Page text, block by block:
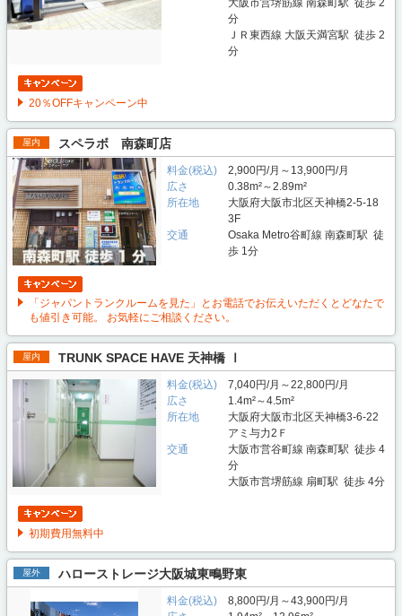
大阪市営堺筋線 南森町駅 徒歩 2
分
ＪＲ東西線 大阪天満宮駅 徒歩 2
分
20％OFFキャンペーン中
屋内 スペラボ 南森町店
料金(税込)
2,900円/月～13,900円/月
広さ
0.38m²～2.89m²
所在地
大阪府大阪市北区天神橋2-5-18
3F
交通
Osaka Metro谷町線 南森町駅 徒
歩 1分
「ジャパントランクルームを見た」とお電話でお伝えいただくとどなたで
も値引き可能。 お気軽にご相談ください。
屋内 TRUNK SPACE HAVE 天神橋 Ⅰ
料金(税込)
7,040円/月～22,800円/月
広さ
1.4m²～4.5m²
所在地
大阪府大阪市北区天神橋3-6-22
アミ与力2Ｆ
交通
大阪市営谷町線 南森町駅 徒歩 4
分
大阪市営堺筋線 扇町駅 徒歩 4分
初期費用無料中
屋外 ハローストレージ大阪城東鴫野東
料金(税込)
8,800円/月～43,900円/月